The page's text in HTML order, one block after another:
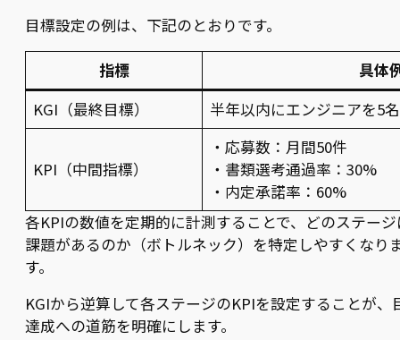
目標設定の例は、下記のとおりです。
指標
具体
KGI（最終目標）
半年以内にエンジニアを5
KPI（中間指標）
・応募数：月間50件
・書類選考通過率：30%
・内定承諾率：60%
各KPIの数値を定期的に計測することで、どのステー
課題があるのか（ボトルネック）を特定しやすくなり
す。
KGIから逆算して各ステージのKPIを設定することが、
達成への道筋を明確にします。